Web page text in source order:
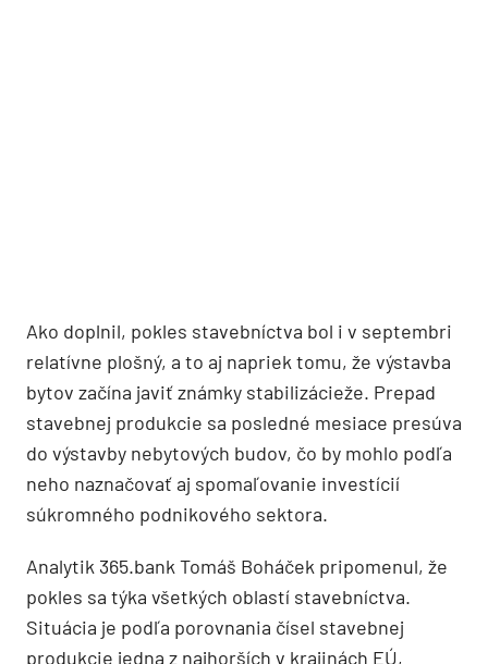
Ako doplnil, pokles stavebníctva bol i v septembri
relatívne plošný, a to aj napriek tomu, že výstavba
bytov začína javiť známky stabilizácieže. Prepad
stavebnej produkcie sa posledné mesiace presúva
do výstavby nebytových budov, čo by mohlo podľa
neho naznačovať aj spomaľovanie investícií
súkromného podnikového sektora.
Analytik 365.bank Tomáš Boháček pripomenul, že
pokles sa týka všetkých oblastí stavebníctva.
Situácia je podľa porovnania čísel stavebnej
produkcie jedna z najhorších v krajinách EÚ,